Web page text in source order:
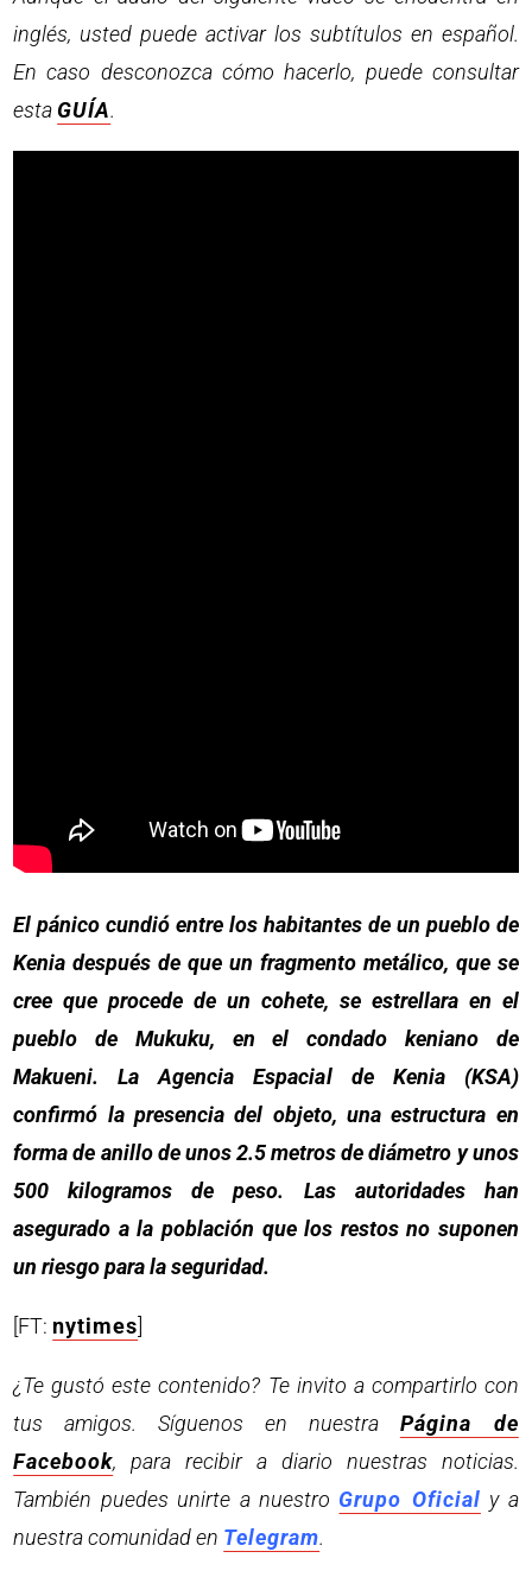
inglés, usted puede activar los subtítulos en español.
En caso desconozca cómo hacerlo, puede consultar
esta GUÍA.
El pánico cundió entre los habitantes de un pueblo de
Kenia después de que un fragmento metálico, que se
cree que procede de un cohete, se estrellara en el
pueblo de Mukuku, en el condado keniano de
Makueni. La Agencia Espacial de Kenia (KSA)
confirmó la presencia del objeto, una estructura en
forma de anillo de unos 2.5 metros de diámetro y unos
500 kilogramos de peso. Las autoridades han
asegurado a la población que los restos no suponen
un riesgo para la seguridad.
[FT: nytimes]
¿Te gustó este contenido? Te invito a compartirlo con
tus amigos. Síguenos en nuestra Página de
Facebook, para recibir a diario nuestras noticias.
También puedes unirte a nuestro Grupo Oficial y a
nuestra comunidad en Telegram.